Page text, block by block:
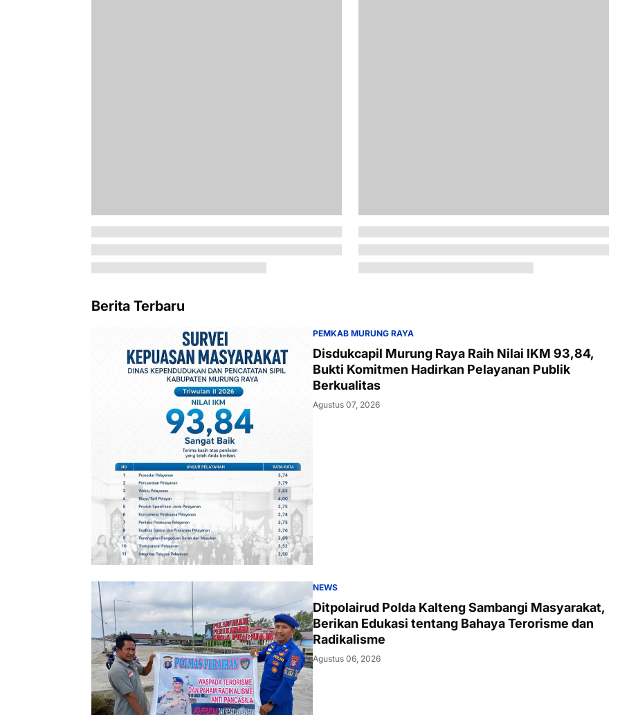
Berita Terbaru
PEMKAB MURUNG RAYA
Disdukcapil Murung Raya Raih Nilai IKM 93,84,
Bukti Komitmen Hadirkan Pelayanan Publik
Berkualitas
Agustus 07, 2026
NEWS
Ditpolairud Polda Kalteng Sambangi Masyarakat,
Berikan Edukasi tentang Bahaya Terorisme dan
Radikalisme
Agustus 06, 2026